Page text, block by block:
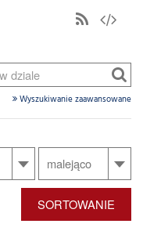
Wyszukiwanie zaawansowane
SORTOWANIE